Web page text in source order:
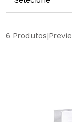
6 Produtos|